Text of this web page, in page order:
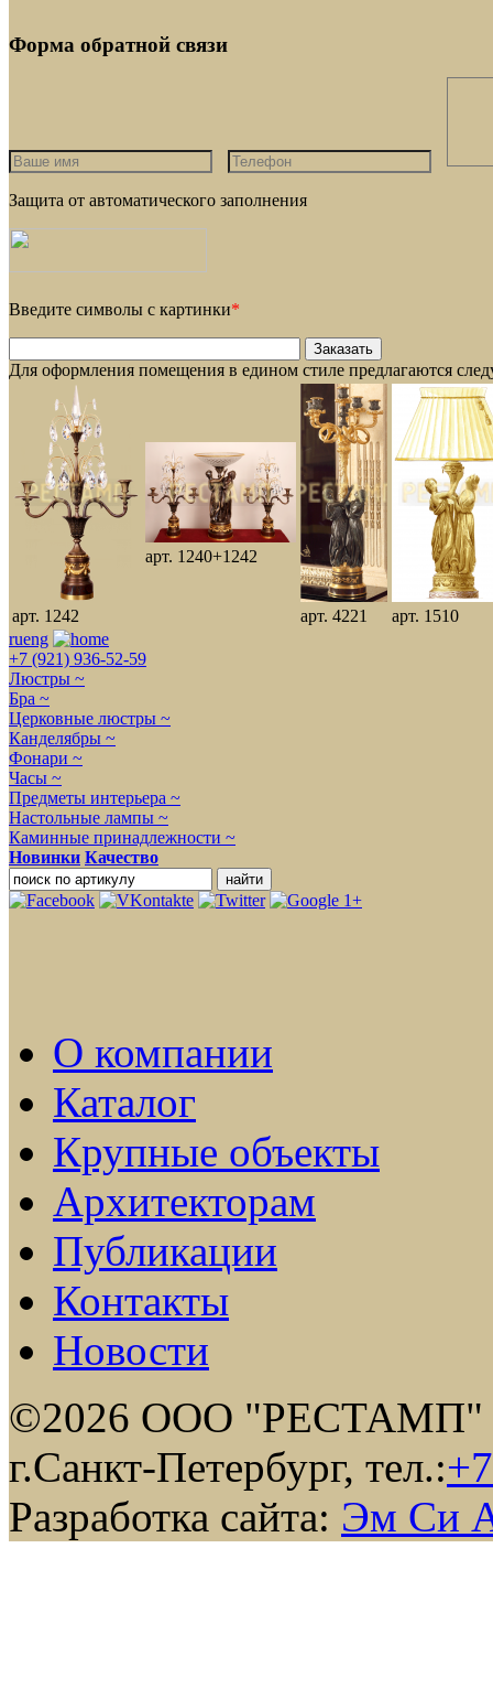
Форма обратной связи
Защита от автоматического заполнения
Введите символы с картинки*
Для оформления помещения в едином стиле предлагаются
арт. 1242
арт. 1240+1242
арт. 4221
арт. 1510
rueng
+7 (921) 936-52-59
Люстры ~
Бра ~
Церковные люстры ~
Канделябры ~
Фонари ~
Часы ~
Предметы интерьера ~
Настольные лампы ~
Каминные принадлежности ~
Новинки Качество
О компании
Каталог
Крупные объекты
Архитекторам
Публикации
Контакты
Новости
©2026 ООО "РЕСТАМП"
г.Санкт-Петербург, тел.:
Разработка сайта: Эм Си